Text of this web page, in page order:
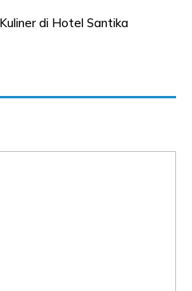
di Hotel Santika